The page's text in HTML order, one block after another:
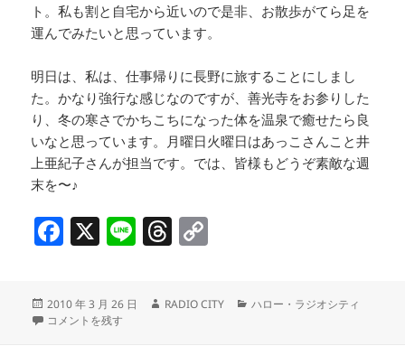
ト。私も割と自宅から近いので是非、お散歩がてら足を
運んでみたいと思っています。
明日は、私は、仕事帰りに長野に旅することにしまし
た。かなり強行な感じなのですが、善光寺をお参りした
り、冬の寒さでかちこちになった体を温泉で癒せたら良
いなと思っています。月曜日火曜日はあっこさんこと井
上亜紀子さんが担当です。では、皆様もどうぞ素敵な週
末を〜♪
F
c
e
X Li T
a y
投
稿
2010 年 3 月 26 日
作
RADIO CITY
カ
ハロー・ラジオシティ
週末の区内周辺イベント情報 に
コメントを残す